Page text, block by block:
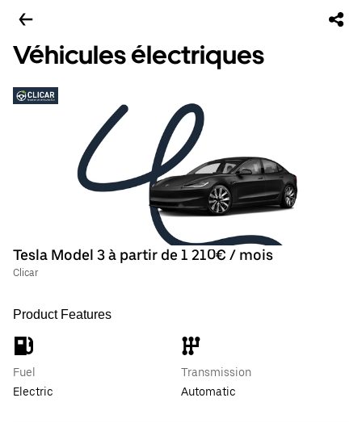
Véhicules électriques
Tesla Model 3 à partir de 1 210€ / mois
Clicar
Product Features
Fuel
Electric
Transmission
Automatic